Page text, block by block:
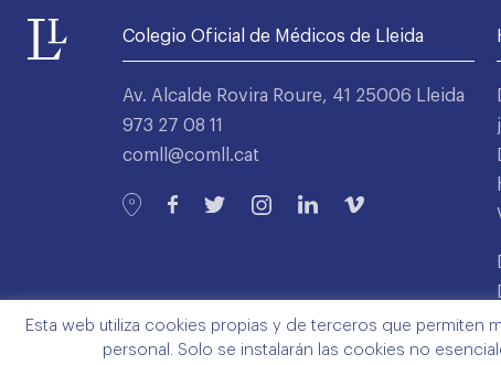
Colegio Oficial de Médicos de Lleida
Av. Alcalde Rovira Roure, 41 25006 Lleida
973 27 08 11
comll@comll.cat
Esta web utiliza cookies propias y de terceros que permiten
personal. Solo se instalarán las cookies no